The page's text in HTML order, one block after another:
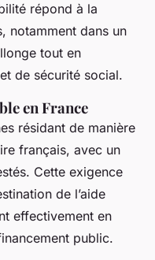
répond à la
notamment dans un
tout en
de sécurité social.
en France
résidant de manière
français, avec un
Cette exigence
de l’aide
effectivement en
public.